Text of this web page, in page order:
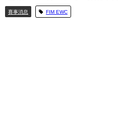
賽事消息 FIM EWC